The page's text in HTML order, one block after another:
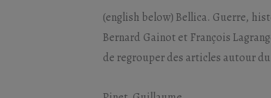
(english below) Bellica. Guerre,
Bernard Gainot et François
de regrouper des articles autour